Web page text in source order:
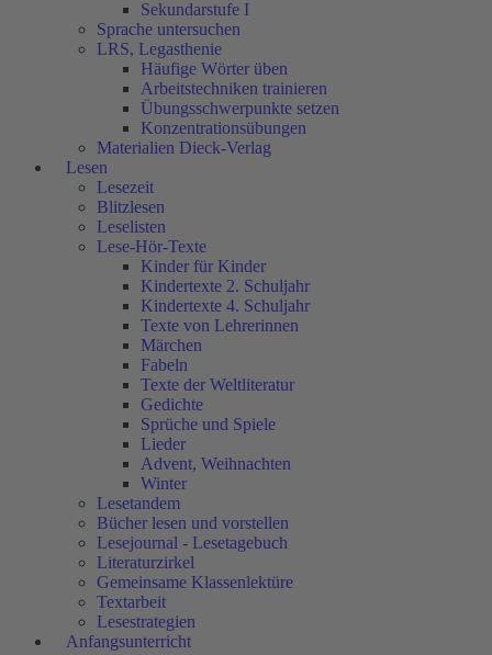
Sekundarstufe I
Sprache untersuchen
LRS, Legasthenie
Häufige Wörter üben
Arbeitstechniken trainieren
Übungsschwerpunkte setzen
Konzentrationsübungen
Materialien Dieck-Verlag
Lesen
Lesezeit
Blitzlesen
Leselisten
Lese-Hör-Texte
Kinder für Kinder
Kindertexte 2. Schuljahr
Kindertexte 4. Schuljahr
Texte von Lehrerinnen
Märchen
Fabeln
Texte der Weltliteratur
Gedichte
Sprüche und Spiele
Lieder
Advent, Weihnachten
Winter
Lesetandem
Bücher lesen und vorstellen
Lesejournal - Lesetagebuch
Literaturzirkel
Gemeinsame Klassenlektüre
Textarbeit
Lesestrategien
Anfangsunterricht